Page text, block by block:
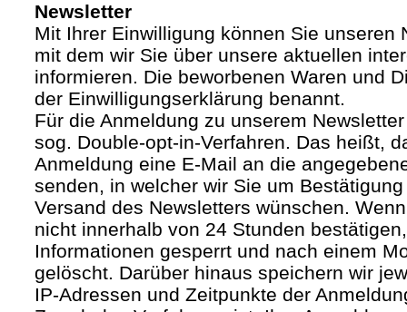
Newsletter
Mit Ihrer Einwilligung können Sie unseren
mit dem wir Sie über unsere aktuellen
informieren. Die beworbenen Waren und
der Einwilligungserklärung benannt.
Für die Anmeldung zu unserem
sog. Double-opt-in-Verfahren. Das heißt,
Anmeldung eine E-Mail an die
senden, in welcher wir Sie um
Versand des Newsletters wünschen.
nicht innerhalb von 24 Stunden
Informationen gesperrt und nach einem
gelöscht. Darüber hinaus speichern wir
IP-Adressen und Zeitpunkte der